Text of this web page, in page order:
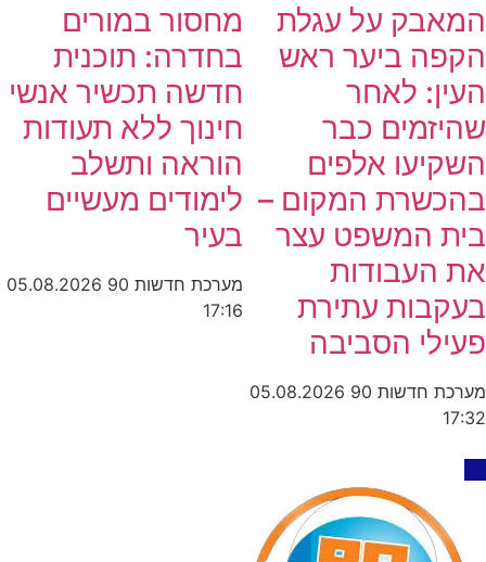
המאבק על עגלת
הקפה ביער ראש
העין: לאחר
שהיזמים כבר
השקיעו אלפים
בהכשרת המקום –
בית המשפט עצר
את העבודות
בעקבות עתירת
פעילי הסביבה
מערכת חדשות 90
05.08.2026
17:32
מחסור במורים
בחדרה: תוכנית
חדשה תכשיר אנשי
חינוך ללא תעודות
הוראה ותשלב
לימודים מעשיים
בעיר
מערכת חדשות 90
05.08.2026
17:16